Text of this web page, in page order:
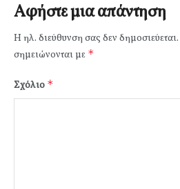
Αφήστε μια απάντηση
Η ηλ. διεύθυνση σας δεν δημοσιεύεται.
σημειώνονται με *
Σχόλιο *